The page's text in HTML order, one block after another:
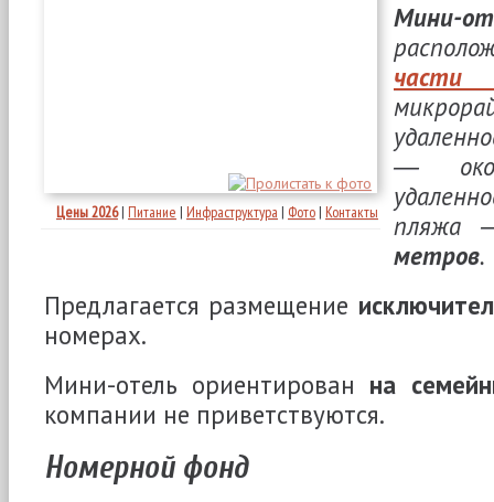
Цены 2026| Питание | Инфраструктура | Фото | Контакты
Мини-
части
―
пляжа
метров.
Предлагается размещение
номерах.
Мини-отель ориентирован на
компании не приветствуются.
Номерной фонд